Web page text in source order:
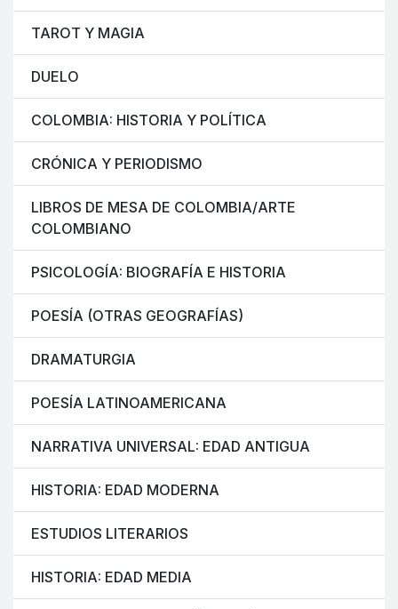
TAROT Y MAGIA
DUELO
COLOMBIA: HISTORIA Y POLÍTICA
CRÓNICA Y PERIODISMO
LIBROS DE MESA DE COLOMBIA/ARTE
COLOMBIANO
PSICOLOGÍA: BIOGRAFÍA E HISTORIA
POESÍA (OTRAS GEOGRAFÍAS)
DRAMATURGIA
POESÍA LATINOAMERICANA
NARRATIVA UNIVERSAL: EDAD ANTIGUA
HISTORIA: EDAD MODERNA
ESTUDIOS LITERARIOS
HISTORIA: EDAD MEDIA